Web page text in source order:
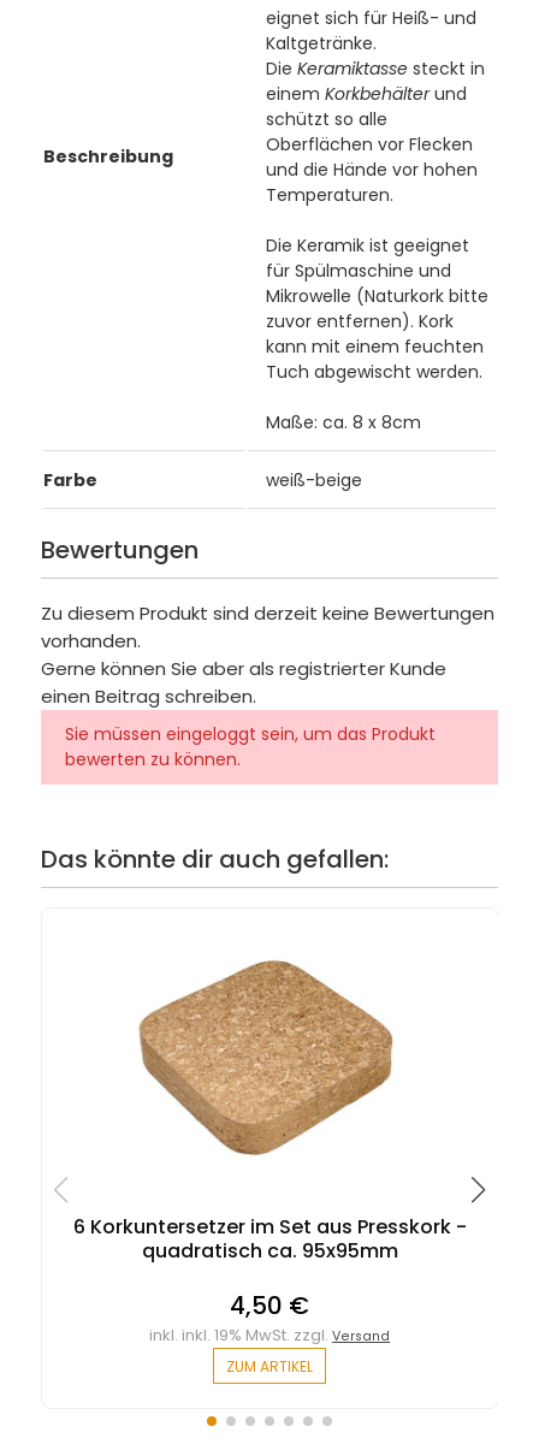
Beschreibung
eignet sich für Heiß- und
Kaltgetränke.
Die Keramiktasse steckt in
einem Korkbehälterund
schützt so alle
Oberflächen vor Flecken
und die Hände vor hohen
Temperaturen.
Die Keramik ist geeignet
für Spülmaschine und
Mikrowelle (Naturkork bitte
zuvor entfernen). Kork
kann mit einem feuchten
Tuch abgewischt werden.
Maße: ca. 8 x 8cm
Farbe weiß-beige
Bewertungen
Zu diesem Produkt sind derzeit keine Bewertungen
vorhanden.
Gerne können Sie aber als registrierter Kunde
einen Beitrag schreiben.
Sie müssen eingeloggt sein, um das Produkt
bewerten zu können.
Das könnte dir auch gefallen:
6 Korkuntersetzer im Set aus Presskork -
quadratisch ca. 95x95mm
4,50 €
inkl. inkl. 19% MwSt. zzgl.Versand
ZUM ARTIKEL